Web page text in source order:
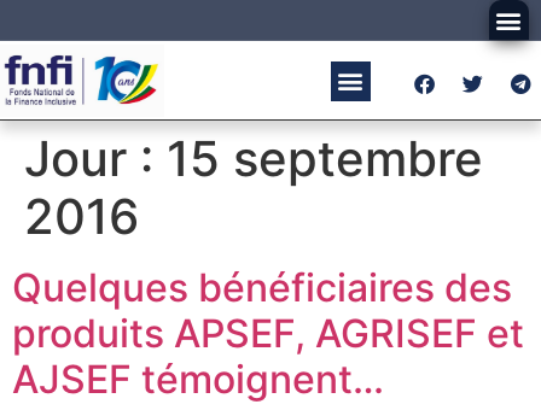
Jour : 15 septembre
2016
Quelques bénéficiaires des
produits APSEF, AGRISEF et
AJSEF témoignent…